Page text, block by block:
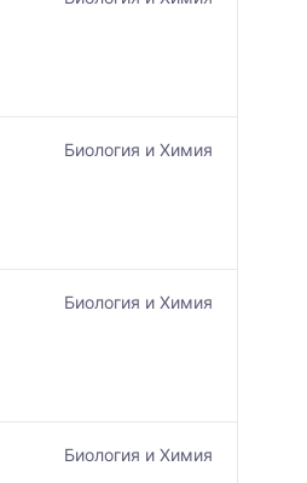
Биология и Химия
Биология и Химия
Биология и Химия